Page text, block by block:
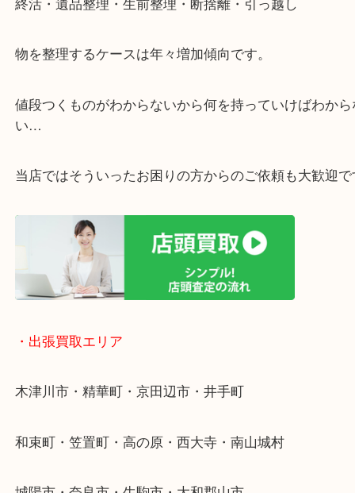
リ！
・ご相談はお気軽に
終活・遺品整理・生前整理・断捨離・引っ越し
物を整理するケースは年々増加傾向です。
値段つくものがわからないから何を持っていけばわ